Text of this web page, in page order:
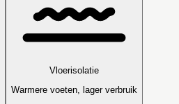
Vloerisolatie
Warmere voeten, lager verbruik